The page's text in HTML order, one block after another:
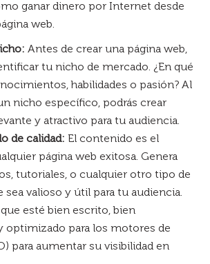
ganar dinero por Internet desde
web.
Antes de crear una página web,
tu nicho de mercado. ¿En qué
habilidades o pasión? Al
nicho específico, podrás crear
y atractivo para tu audiencia.
de calidad: El contenido es el
página web exitosa. Genera
tutoriales, o cualquier otro tipo de
valioso y útil para tu audiencia.
esté bien escrito, bien
optimizado para los motores de
para aumentar su visibilidad en